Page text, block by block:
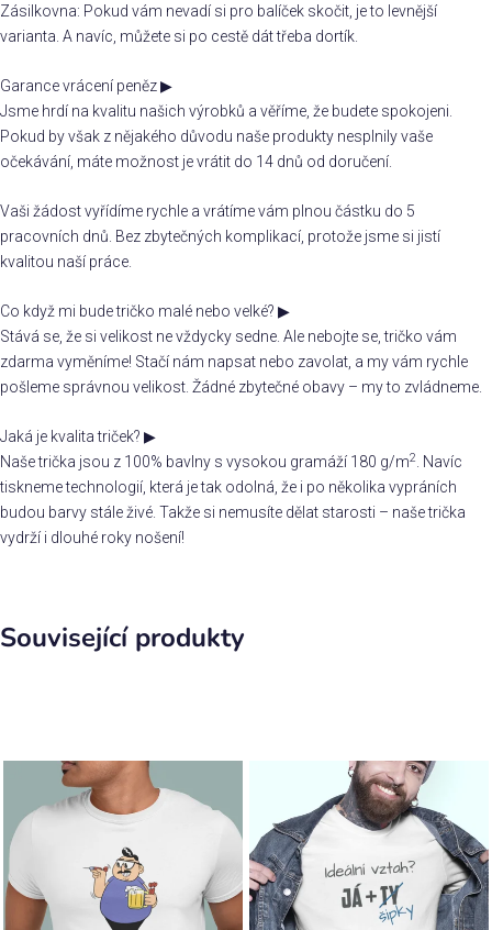
Zásilkovna: Pokud vám nevadí si pro balíček skočit, je to levnější
varianta. A navíc, můžete si po cestě dát třeba dortík.
Garance vrácení peněz▶
Jsme hrdí na kvalitu našich výrobků a věříme, že budete spokojeni.
Pokud by však z nějakého důvodu naše produkty nesplnily vaše
očekávání, máte možnost je vrátit do 14 dnů od doručení.
Vaši žádost vyřídíme rychle a vrátíme vám plnou částku do 5
pracovních dnů. Bez zbytečných komplikací, protože jsme si jistí
kvalitou naší práce.
Co když mi bude tričko malé nebo velké? ▶
Stává se, že si velikost ne vždycky sedne. Ale nebojte se, tričko vám
zdarma vyměníme! Stačí nám napsat nebo zavolat, a my vám rychle
pošleme správnou velikost. Žádné zbytečné obavy – my to zvládneme.
Jaká je kvalita triček? ▶
Naše trička jsou z 100% bavlny s vysokou gramáží 180 g/m2
. Navíc
tiskneme technologií, která je tak odolná, že i po několika vypráních
budou barvy stále živé. Takže si nemusíte dělat starosti – naše trička
vydrží i dlouhé roky nošení!
Související produkty